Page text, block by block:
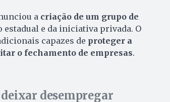
a criação de um grupo de
e da iniciativa privada. O
capazes de proteger a
o fechamento de empresas.
desempregar